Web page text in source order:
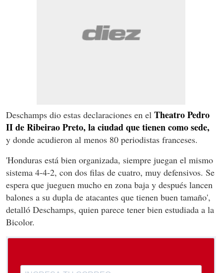
Deschamps dio estas declaraciones en el Theatro Pedro
II de Ribeirao Preto, la ciudad que tienen como sede,
y donde acudieron al menos 80 periodistas franceses.
'Honduras está bien organizada, siempre juegan el mismo
sistema 4-4-2, con dos filas de cuatro, muy defensivos. Se
espera que jueguen mucho en zona baja y después lancen
balones a su dupla de atacantes que tienen buen tamaño',
detalló Deschamps, quien parece tener bien estudiada a la
Bicolor.